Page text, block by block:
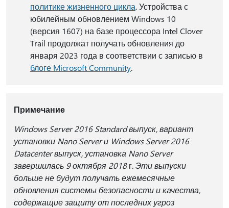
политике жизненного цикла. Устройства с
юбилейным обновлением Windows 10
(версия 1607) на базе процессора Intel Clover
Trail продолжат получать обновления до
января 2023 года в соответствии с записью в
блоге Microsoft Community.
Примечание
Windows Server 2016 Standard выпуск, вариант
установки Nano Server и Windows Server 2016
Datacenter выпуск, установка Nano Server
завершилась 9 октября 2018г.Эти выпуски
больше не будут получать ежемесячные
обновления системы безопасности и качества,
содержащие защиту от последних угроз